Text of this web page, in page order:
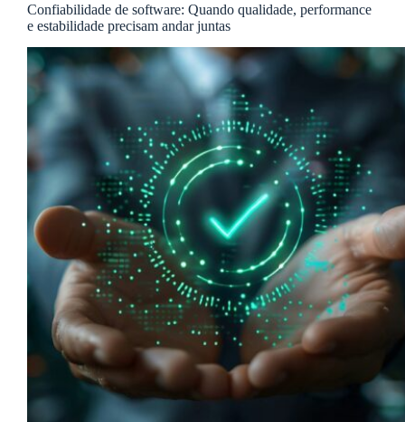
Confiabilidade de software: Quando qualidade, performance
e estabilidade precisam andar juntas